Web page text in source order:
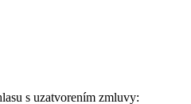
s uzatvorením zmluvy: